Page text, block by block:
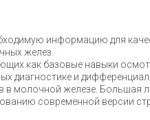
информацию для
желез.
как базовые навыки
диагностике и
в молочной железе. Большая
современной версии